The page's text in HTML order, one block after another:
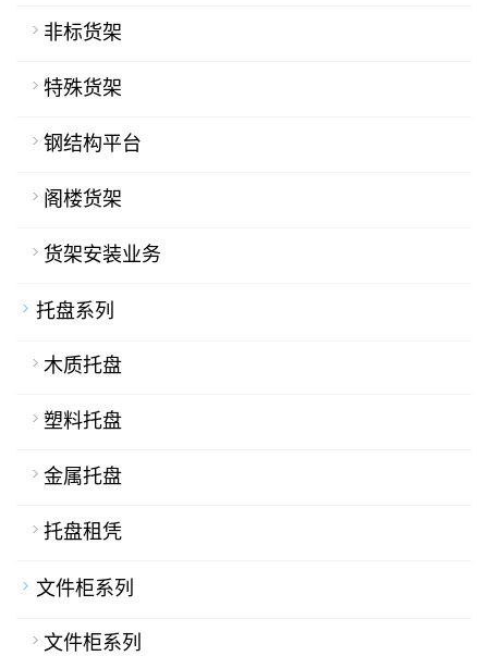
非标货架
特殊货架
钢结构平台
阁楼货架
货架安装业务
托盘系列
木质托盘
塑料托盘
金属托盘
托盘租凭
文件柜系列
文件柜系列